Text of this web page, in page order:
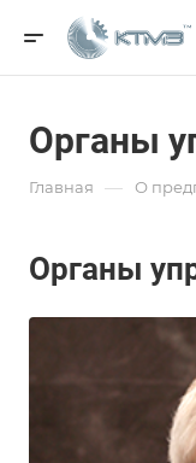
Органы
Главная — О
Органы